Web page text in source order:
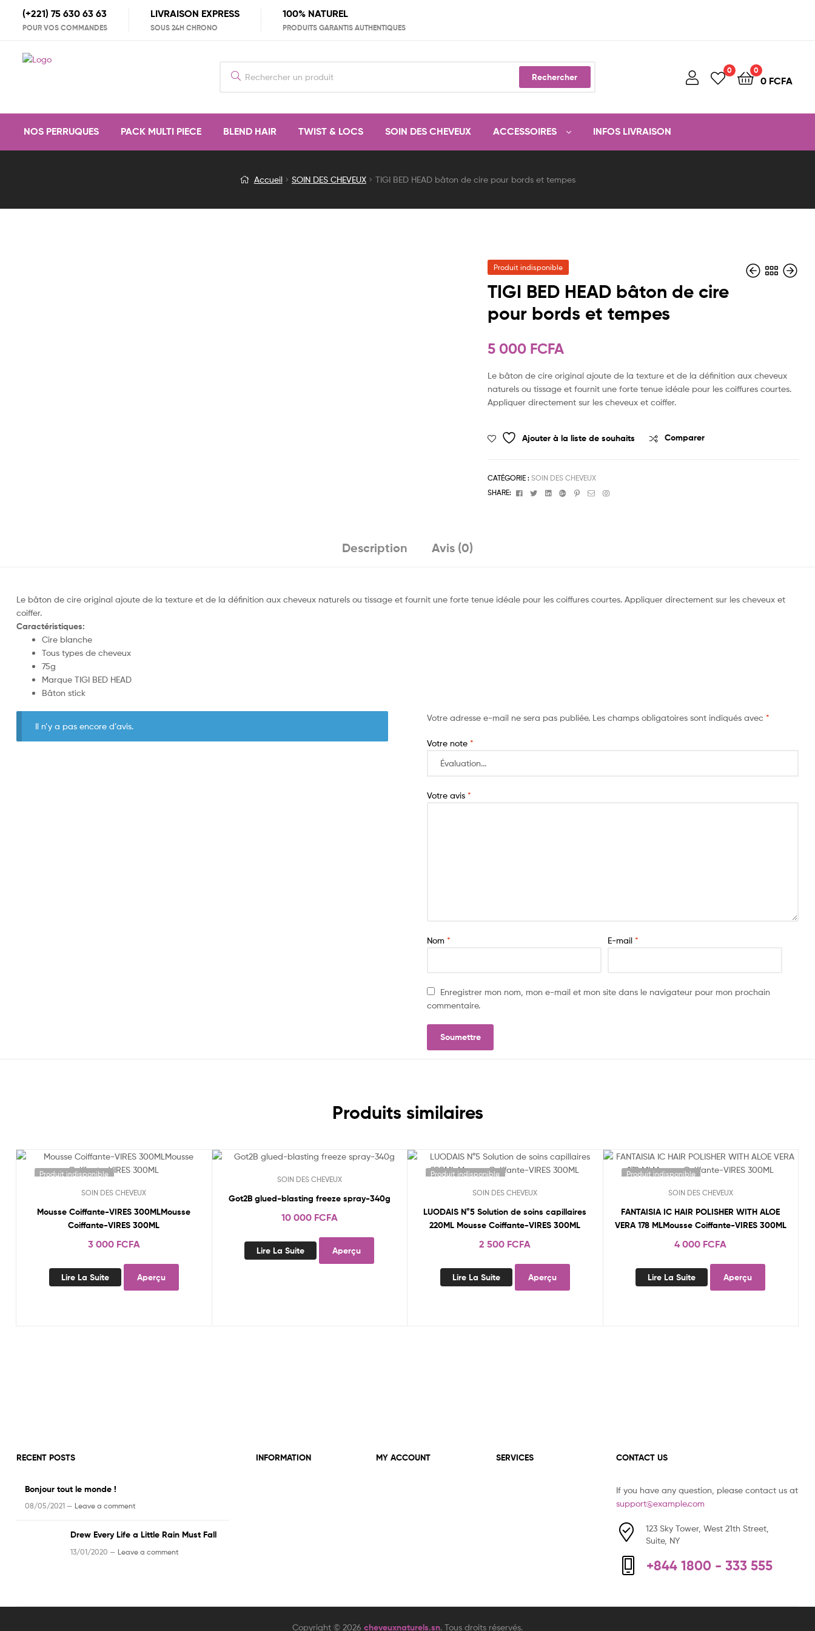
(+221) 75 630 63 63
POUR VOS COMMANDES
LIVRAISON EXPRESS
SOUS 24H CHRONO
100% NATUREL
PRODUITS GARANTIS AUTHENTIQUES
for:
Rechercher
0 0
0 FCFA
NOS PERRUQUES PACK MULTI PIECE BLEND HAIR TWIST & LOCS SOIN DES CHEVEUX ACCESSOIRES INFOS LIVRAISON
BED
Detail
Accueil SOIN DES CHEVEUX TIGI BED HEAD bâton de cire pour bords et tempes
Produit indisponible
TIGI BED HEAD bâton de cire
pour bords et tempes
5 000 FCFA
Le bâton de cire original ajoute de la texture et de la définition aux cheveux
naturels ou tissage et fournit une forte tenue idéale pour les coiffures courtes.
Appliquer directement sur les cheveux et coiffer.
Ajouter à la liste de souhaits Comparer
CATÉGORIE :SOIN DES CHEVEUX
SHARE:
FacebookTwitterLinkedinGoogle+Pinterest
EmailInstagram
Description Avis (0)
Le bâton de cire original ajoute de la texture et de la définition aux cheveux naturels ou tissage et fournit une forte tenue idéale pour les coiffures courtes. Appliquer directement sur les cheveux et
coiffer.
Caractéristiques:
Cire blanche
Tous types de cheveux
75g
Marque TIGI BED HEAD
Bâton stick
Il n’y a pas encore d’avis.
Votre adresse e-mail ne sera pas publiée. Les champs obligatoires sont indiqués avec *
Votre note *
Votre avis *
Nom * E-mail *
Enregistrer mon nom, mon e-mail et mon site dans le navigateur pour mon prochain
commentaire.
Produits similaires
Produit indisponible
SOIN DES CHEVEUX
Mousse Coiffante-VIRES 300MLMousse
Coiffante-VIRES 300ML
3 000 FCFA
Lire La Suite Aperçu
SOIN DES CHEVEUX
Got2B glued-blasting freeze spray-340g
10 000 FCFA
Lire La Suite Aperçu
Produit indisponible
SOIN DES CHEVEUX
LUODAIS N°5 Solution de soins capillaires
220ML Mousse Coiffante-VIRES 300ML
2 500 FCFA
Lire La Suite Aperçu
Produit indisponible
SOIN DES CHEVEUX
FANTAISIA IC HAIR POLISHER WITH ALOE
VERA 178 MLMousse Coiffante-VIRES 300ML
4 000 FCFA
Lire La Suite Aperçu
RECENT POSTS
Bonjour tout le monde !
08/05/2021 — Leave a comment
Drew Every Life a Little Rain Must Fall
13/01/2020 — Leave a comment
INFORMATION MY ACCOUNT SERVICES CONTACT US
If you have any question, please contact us at
support@example.com
123 Sky Tower, West 21th Street,
Suite, NY
+844 1800 - 333 555
Copyright © 2026 cheveuxnaturels.sn. Tous droits réservés.